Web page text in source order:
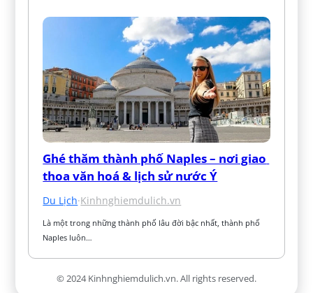
Ghé thăm thành phố Naples – nơi giao
thoa văn hoá & lịch sử nước Ý
Du Lịch·Kinhnghiemdulich.vn
Là một trong những thành phố lâu đời bậc nhất, thành phố
Naples luôn…
© 2024 Kinhnghiemdulich.vn. All rights reserved.